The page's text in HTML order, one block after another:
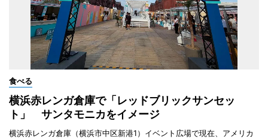
食べる
横浜赤レンガ倉庫で「レッドブリックサンセッ
ト」 サンタモニカをイメージ
横浜赤レンガ倉庫（横浜市中区新港1）イベント広場で現在、アメリカ